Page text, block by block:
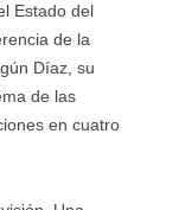
Estado del
de la
Díaz, su
de las
en cuatro